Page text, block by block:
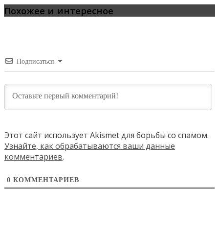
Похожее и интересное
Подписаться
Этот сайт использует Akismet для борьбы со спамом.
Узнайте, как обрабатываются ваши данные
комментариев.
0 КОММЕНТАРИЕВ